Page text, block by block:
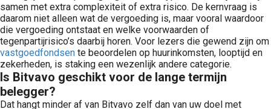
samen met extra complexiteit of extra risico. De kernvraag is
daarom niet alleen wat de vergoeding is, maar vooral waardoor
die vergoeding ontstaat en welke voorwaarden of
tegenpartijrisico’s daarbij horen. Voor lezers die gewend zijn om
vastgoedfondsen te beoordelen op huurinkomsten, looptijd en
zekerheden, is staking een wezenlijk andere categorie.
Is Bitvavo geschikt voor de lange termijn
belegger?
Dat hangt minder af van Bitvavo zelf dan van uw doel met